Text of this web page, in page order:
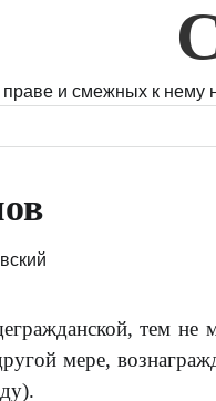
и смежных к нему
тем не
мере,